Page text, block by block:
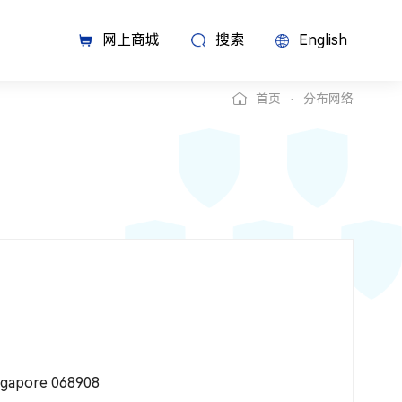
网上商城 搜索 English
首页 分布网络
068908